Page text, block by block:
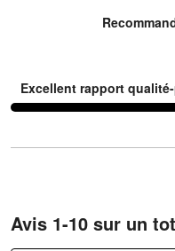
Excellent rapport
Avis 1-10 sur